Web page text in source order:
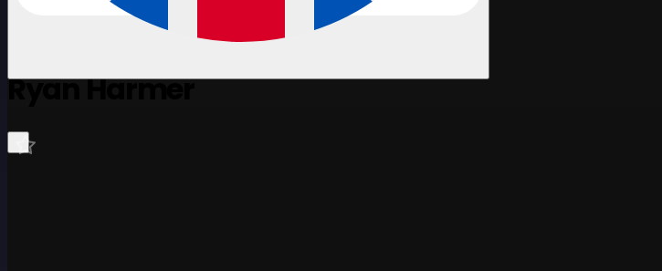
Ryan Harmer